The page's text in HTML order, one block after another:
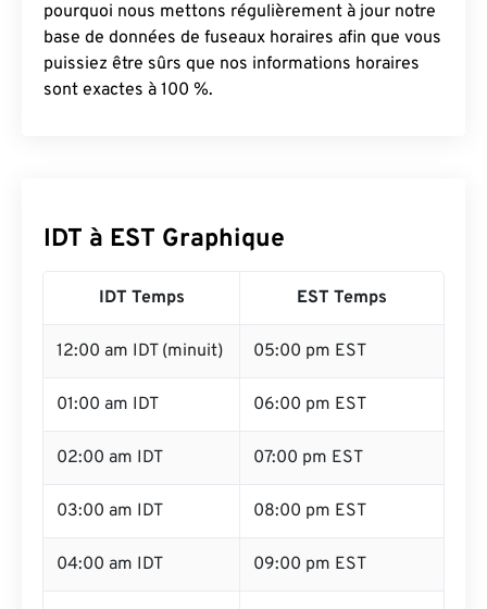
pourquoi nous mettons régulièrement à jour notre
base de données de fuseaux horaires afin que vous
puissiez être sûrs que nos informations horaires
sont exactes à 100 %.
IDT à EST Graphique
IDT Temps EST Temps
12:00 am IDT (minuit) 05:00 pm EST
01:00 am IDT 06:00 pm EST
02:00 am IDT 07:00 pm EST
03:00 am IDT 08:00 pm EST
04:00 am IDT 09:00 pm EST